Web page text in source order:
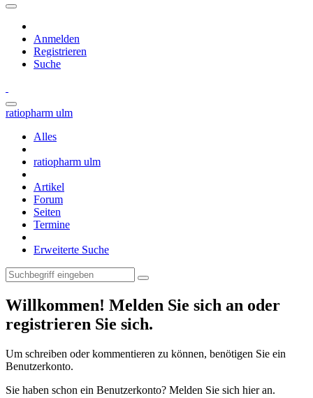
Anmelden
Registrieren
Suche
ratiopharm ulm
Alles
ratiopharm ulm
Artikel
Forum
Seiten
Termine
Erweiterte Suche
Willkommen! Melden Sie sich an oder
registrieren Sie sich.
Um schreiben oder kommentieren zu können, benötigen Sie ein
Benutzerkonto.
Sie haben schon ein Benutzerkonto? Melden Sie sich hier an.